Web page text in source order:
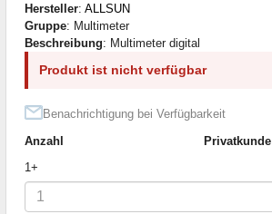
Hersteller: ALLSUN
Gruppe: Multimeter
Beschreibung: Multimeter digital
Produkt ist nicht verfügbar
Benachrichtigung bei Verfügbarkeit
Anzahl
Privatkunde
1+